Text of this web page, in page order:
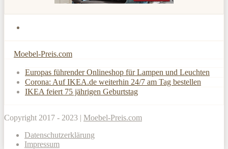
Moebel-Preis.com
Europas führender Onlineshop für Lampen und Leuchten
Corona: Auf IKEA.de weiterhin 24/7 am Tag bestellen
IKEA feiert 75 jährigen Geburtstag
Copyright 2017 - 2023 | Moebel-Preis.com
Datenschutzerklärung
Impressum